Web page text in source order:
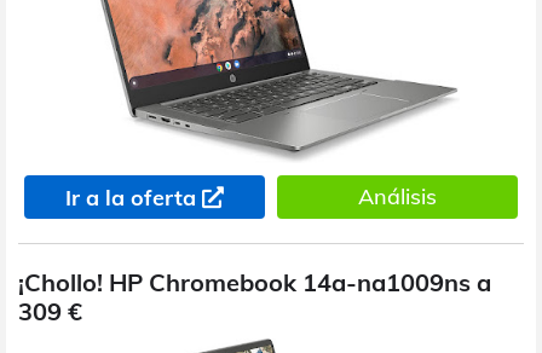
Ir a la oferta Análisis
¡Chollo! HP Chromebook 14a-na1009ns a
309 €